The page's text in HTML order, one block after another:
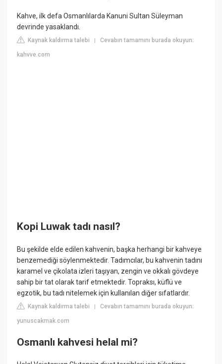
Kahve, ilk defa Osmanlılarda Kanuni Sultan Süleyman
devrinde yasaklandı.
Kaynak kaldırma talebi |Cevabın tamamını burada okuyun:
kahvve.com
Kopi Luwak tadı nasıl?
Bu şekilde elde edilen kahvenin, başka herhangi bir kahveye
benzemediği söylenmektedir. Tadımcılar, bu kahvenin tadını
karamel ve çikolata izleri taşıyan, zengin ve okkalı gövdeye
sahip bir tat olarak tarif etmektedir. Topraksı, küflü ve
egzotik, bu tadı nitelemek için kullanılan diğer sıfatlardır.
Kaynak kaldırma talebi |Cevabın tamamını burada okuyun:
yunuscakmak.com
Osmanlı kahvesi helal mi?